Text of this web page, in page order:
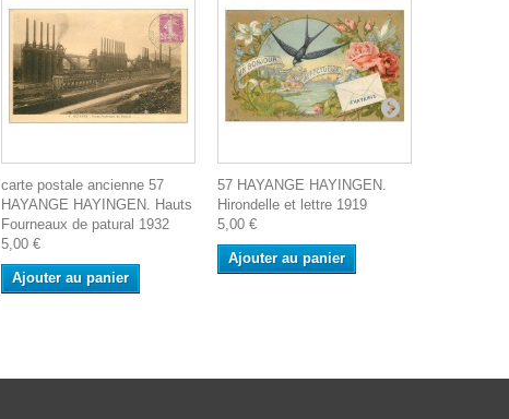
carte postale ancienne 57
HAYANGE HAYINGEN. Hauts
Fourneaux de patural 1932
5,00 €
Ajouter au panier
57 HAYANGE HAYINGEN.
Hirondelle et lettre 1919
5,00 €
Ajouter au panier